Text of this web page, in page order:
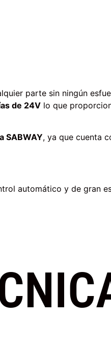
parte sin ningún
de 24V lo que
SABWAY, ya que cuenta
automático y de gran